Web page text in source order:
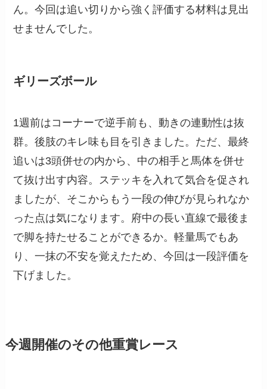
ん。今回は追い切りから強く評価する材料は見出
せませんでした。
ギリーズボール
1週前はコーナーで逆手前も、動きの連動性は抜
群。後肢のキレ味も目を引きました。ただ、最終
追いは3頭併せの内から、中の相手と馬体を併せ
て抜け出す内容。ステッキを入れて気合を促され
ましたが、そこからもう一段の伸びが見られなか
った点は気になります。府中の長い直線で最後ま
で脚を持たせることができるか。軽量馬でもあ
り、一抹の不安を覚えたため、今回は一段評価を
下げました。
今週開催のその他重賞レース